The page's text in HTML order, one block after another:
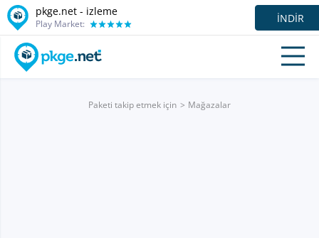
pkge.net - izleme
Play Market: İNDIR
Paketi takip etmek için Mağazalar